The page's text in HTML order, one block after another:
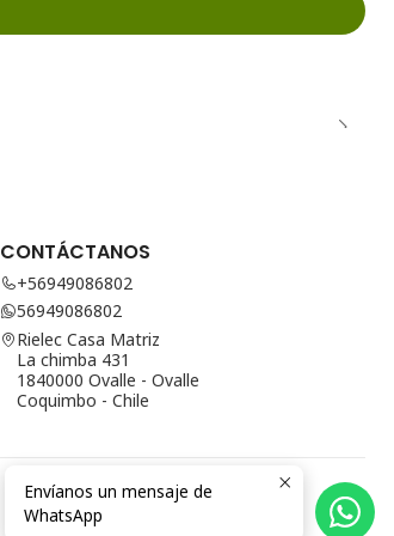
CONTÁCTANOS
+56949086802
56949086802
Rielec Casa Matriz
La chimba 431
1840000 Ovalle - Ovalle
Coquimbo - Chile
Envíanos un mensaje de
WhatsApp